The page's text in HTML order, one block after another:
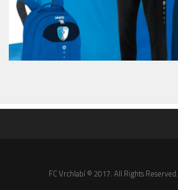
FC Vrchlabí © 2017. All Rights Reserved.